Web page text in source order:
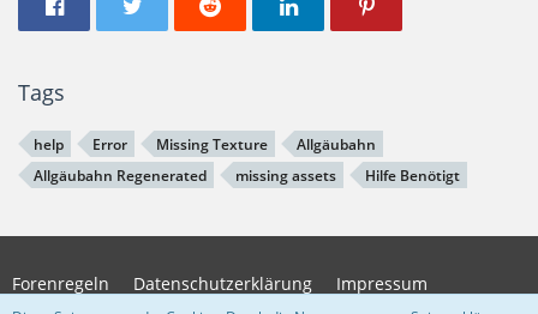
Tags
help Error Missing Texture
Allgäubahn
Allgäubahn Regenerated
missing assets Hilfe Benötigt
Forenregeln Datenschutzerklärung Impressum